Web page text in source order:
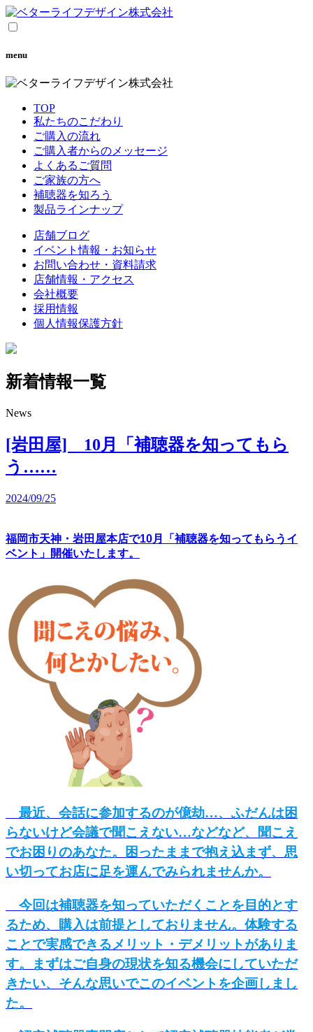
menu
TOP
私たちのこだわり
ご購入の流れ
ご購入者からのメッセージ
よくあるご質問
ご家族の方へ
補聴器を知ろう
製品ラインナップ
店舗ブログ
イベント情報・お知らせ
お問い合わせ・資料請求
店舗情報・アクセス
会社概要
採用情報
個人情報保護方針
新着情報一覧
News
[岩田屋] 10月「補聴器を知ってもら
う……
2024/09/25
福岡市天神・岩田屋本店で10月「補聴器を知ってもらうイ
ベント」 開催いたします。
最近、会話に参加するのが億劫…、ふだんは困
らないけど会議で聞こえない…などなど、聞こえ
でお困りのあなた。困ったままで抱え込まず、 思
い切ってお店に足を運んでみられませんか。
今回は補聴器を知っていただくことを目的とす
るため、購入は前提としておりません。体験する
ことで実感できるメリット・デメリットがありま
す。まずはご自身の現状を知る機会にしていただ
きたい、そんな思いでこのイベントを企画しまし
た。